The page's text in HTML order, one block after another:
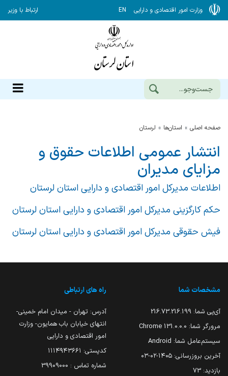
وزارت امور اقتصادی و دارایی EN ارتباط با وزیر
صفحه اصلی استان‌ها لرستان
انتشار عمومی اطلاعات حقوق و
مزایای مدیران
اطلاعات مدیرکل امور اقتصادی و دارایی استان لرستان
حکم کارگزینی مدیرکل امور اقتصادی و دارایی استان لرستان
فیش حقوقی مدیرکل امور اقتصادی و دارایی استان لرستان
مشخصات شما
آی‌پی شما: 216.73.216.199
مرورگر شما: 131.0.0.0 Chrome
سیستم‌عامل شما: Android
آخرین بروزرسانی: ۱۴۰۵-۰۲-۰۳
بازدید: 73
راه های ارتباطی
آدرس: تهران - میدان امام خمینی-
انتهای خیابان باب همایون- وزارت
امور اقتصادی و دارایی
کدپستی: ۱۱۱۴۹۴۳۶۶۱
شماره تماس : 39909000